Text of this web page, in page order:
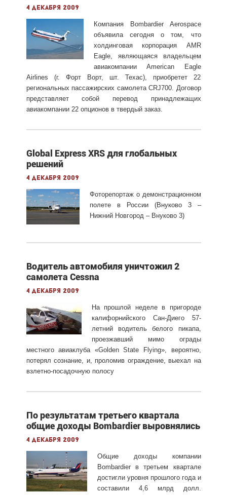
4 декабря 2009
Компания Bombardier Aerospace
объявила сегодня о том, что
холдинговая корпорация AMR
Eagle, являющаяся владельцем
авиакомпании American Eagle
Airlines (г. Форт Ворт, шт. Техас), приобретет 22
региональных пассажирских самолета CRJ700. Договор
представляет собой перевод принадлежащих
авиакомпании 22 опционов в твердый заказ.
Global Express XRS для глобальных
решений
4 декабря 2009
Фоторепортаж о демонстрационном
полете в России (Внуково 3 –
Нижний Новгород – Внуково 3)
Водитель автомобиля уничтожил 2
самолета Cessna
4 декабря 2009
На прошлой неделе в пригороде
калифорнийского Сан-Диего 57-
летний водитель белого пикапа,
проезжавший мимо ограды
местного авиаклуба «Golden State Flying», вероятно,
потерял сознание, и, проломив ограждение, выехал на
взлетно-посадочную полосу
По результатам третьего квартала
общие доходы Bombardier выровнялись
4 декабря 2009
Общие доходы компании
Bombardier в третьем квартале
достигли уровня прошлого года и
составили 4,6 млрд долл.